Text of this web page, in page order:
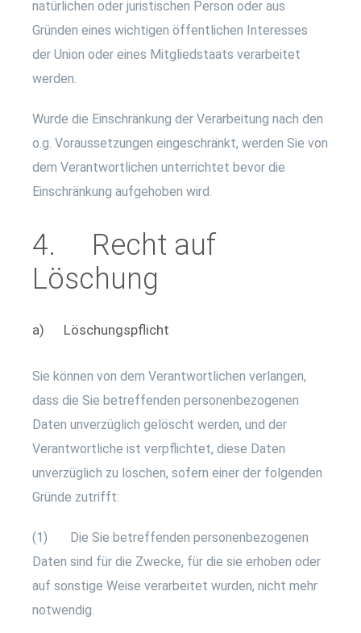
natürlichen oder juristischen Person oder aus
Gründen eines wichtigen öffentlichen Interesses
der Union oder eines Mitgliedstaats verarbeitet
werden.
Wurde die Einschränkung der Verarbeitung nach den
o.g. Voraussetzungen eingeschränkt, werden Sie von
dem Verantwortlichen unterrichtet bevor die
Einschränkung aufgehoben wird.
4. Recht auf
Löschung
a) Löschungspflicht
Sie können von dem Verantwortlichen verlangen,
dass die Sie betreffenden personenbezogenen
Daten unverzüglich gelöscht werden, und der
Verantwortliche ist verpflichtet, diese Daten
unverzüglich zu löschen, sofern einer der folgenden
Gründe zutrifft:
(1) Die Sie betreffenden personenbezogenen
Daten sind für die Zwecke, für die sie erhoben oder
auf sonstige Weise verarbeitet wurden, nicht mehr
notwendig.